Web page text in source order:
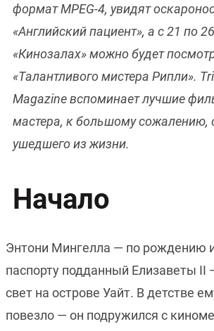
формат MPEG-4, увидят
«Английский пациент», а с 21 по
«Кинозалах» можно будет
«Талантливого мистера Рипли».
Magazine вспоминает лучшие
мастера, к большому
ушедшего из жизни.
Начало
Энтони Мингелла — по рождению
паспорту подданный Елизаветы II
свет на острове Уайт. В детстве
повезло — он подружился с